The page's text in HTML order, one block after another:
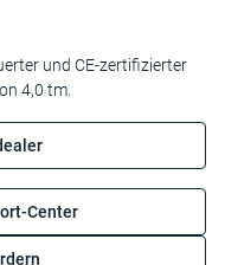
und CE-zertifizierter
4,0 tm.
Center